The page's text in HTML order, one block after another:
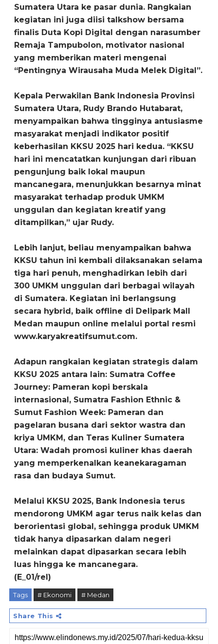
Sumatera Utara ke pasar dunia. Rangkaian
kegiatan ini juga diisi talkshow bersama
finalis Duta Kopi Digital dengan narasumber
Remaja Tampubolon, motivator nasional
yang memberikan materi mengenai
“Pentingnya Wirausaha Muda Melek Digital”.
Kepala Perwakilan Bank Indonesia Provinsi
Sumatera Utara, Rudy Brando Hutabarat,
menyampaikan bahwa tingginya antusiasme
masyarakat menjadi indikator positif
keberhasilan KKSU 2025 hari kedua. “KKSU
hari ini mencatatkan kunjungan dari ribuan
pengunjung baik lokal maupun
mancanegara, menunjukkan besarnya minat
masyarakat terhadap produk UMKM
unggulan dan kegiatan kreatif yang
ditampilkan,” ujar Rudy.
Lebih lanjut, beliau menyampaikan bahwa
KKSU tahun ini kembali dilaksanakan selama
tiga hari penuh, menghadirkan lebih dari
300 UMKM unggulan dari berbagai wilayah
di Sumatera. Kegiatan ini berlangsung
secara hybrid, baik offline di Delipark Mall
Medan maupun online melalui portal resmi
www.karyakreatifsumut.com.
Adapun rangkaian kegiatan strategis dalam
KKSU 2025 antara lain: Sumatra Coffee
Journey: Pameran kopi berskala
internasional, Sumatra Fashion Ethnic &
Sumut Fashion Week: Pameran dan
pagelaran busana dari sektor wastra dan
kriya UMKM, dan Teras Kuliner Sumatera
Utara: Wadah promosi kuliner khas daerah
yang memperkenalkan keanekaragaman
rasa dan budaya Sumut.
Melalui KKSU 2025, Bank Indonesia terus
mendorong UMKM agar terus naik kelas dan
berorientasi global, sehingga produk UMKM
tidak hanya dipasarkan dalam negeri
melainkan dapat dipasarkan secara lebih
luas hingga ke mancanegara.
(E_01/rel)
Tags # Ekonomi # Medan
Share This